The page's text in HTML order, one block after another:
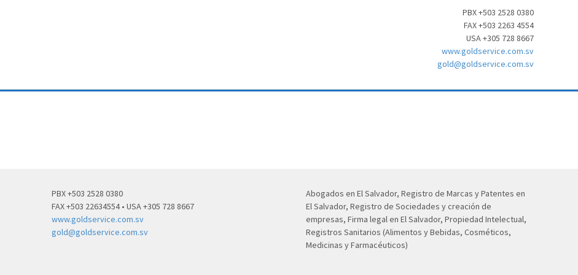
PBX +503 2528 0380
FAX +503 2263 4554
USA +305 728 8667
www.goldservice.com.sv
gold@goldservice.com.sv
PBX +503 2528 0380
FAX +503 22634554 • USA +305 728 8667
www.goldservice.com.sv
gold@goldservice.com.sv
Abogados en El Salvador, Registro de Marcas y Patentes en
El Salvador, Registro de Sociedades y creación de
empresas, Firma legal en El Salvador, Propiedad Intelectual,
Registros Sanitarios (Alimentos y Bebidas, Cosméticos,
Medicinas y Farmacéuticos)